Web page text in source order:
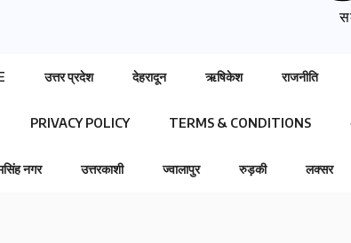
उत्तर प्रदेश देहरादून ऋषिकेश राजनीति
PRIVACY POLICY TERMS & CONDITIONS
नगर उत्तरकाशी ज्वालापुर रुड़की लक्सर